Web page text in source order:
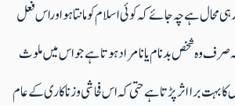
محال ہے چہ جائے کہ کوئی اسلام کو مانتاہو اوراس فعل
صرف وہ شخص بدنام یا نامراد ہوتاہے جو اس میں ملوث
بہت برااثرپڑتاہے حتی کہ اس فحاشی وزناکاری کے عام